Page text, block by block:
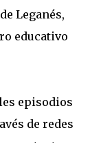
Leganés,
educativo
episodios
de redes